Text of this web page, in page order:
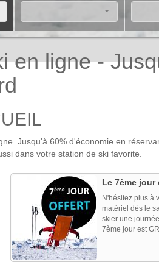
en ligne -
Jusqu'à 60% d'économie en
dans votre station de ski favorite.
Le 7ème jour
N'hésitez plus à
matériel dès le
skier une
7ème jour est